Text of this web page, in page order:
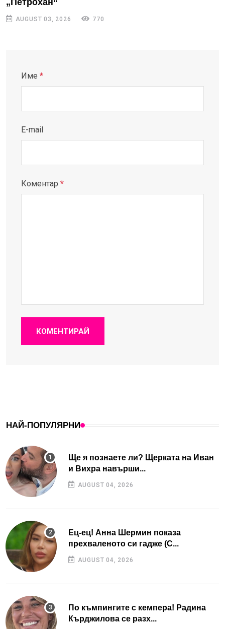
„Петрохан“
AUGUST 03, 2026 770
Име *
E-mail
Коментар *
КОМЕНТИРАЙ
НАЙ-ПОПУЛЯРНИ
Ще я познаете ли? Щерката на Иван
и Вихра навърши...
AUGUST 04, 2026
Ец-ец! Анна Шермин показа
прехваленото си гадже (С...
AUGUST 04, 2026
По къмпингите с кемпера! Радина
Кърджилова се разх...